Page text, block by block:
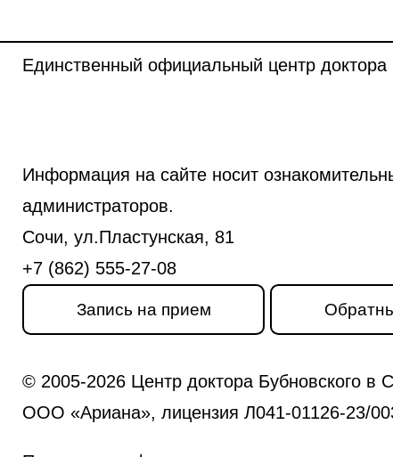
Единственный официальный центр доктора
Информация на сайте носит
администраторов.
Сочи, ул.Пластунская, 81
+7 (862) 555-27-08
Запись на прием
© 2005-2026 Центр доктора Бубновского в
ООО «Ариана», лицензия Л041-01126-23/